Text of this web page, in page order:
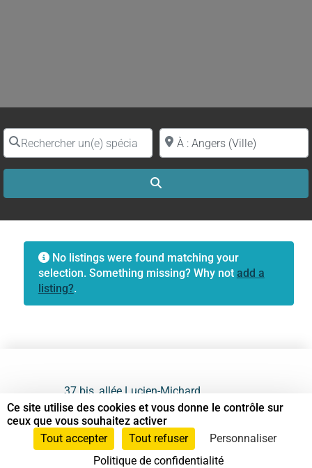
Rechercher un(e) spécialiste par nomProche de (ville ou région)
No listings were found matching your
selection. Something missing? Why not add a
listing?.
37 bis, allée Lucien-Michard
93190 Livry-Gargan
06 61 87 28 09
Ce site utilise des cookies et vous donne le contrôle sur
ceux que vous souhaitez activer
Tout accepter
Tout refuser
Personnaliser
Politique de confidentialité